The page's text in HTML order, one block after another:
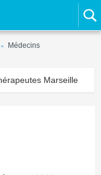
Médecins
Marseille